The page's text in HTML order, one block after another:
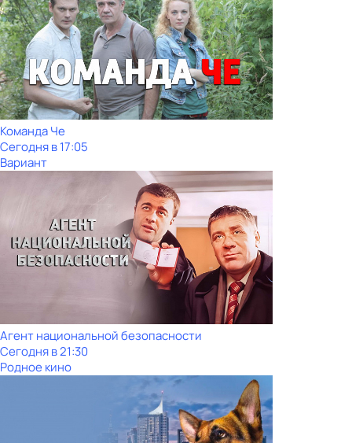
Команда Че
Сегодня в 17:05
Вариант
Агент национальной безопасности
Сегодня в 21:30
Родное кино